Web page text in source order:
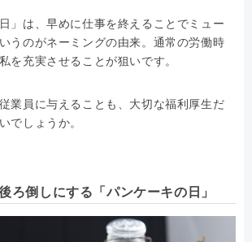
」は、早めに仕事を終えることでミュー
うのがネーミングの由来。通常の労働時
を充実させることが狙いです。
業員に与えることも、大切な福利厚生だ
でしょうか。
ろ倒しにする「パンケーキの日」